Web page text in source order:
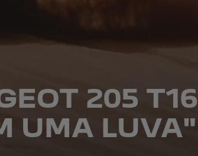
205 T16
UMA LUVA"